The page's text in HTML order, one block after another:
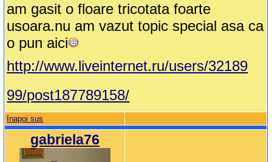
am gasit o floare tricotata foarte
usoara.nu am vazut topic special asa ca
o pun aici
http://www.liveinternet.ru/users/32189
99/post187789158/
Inapoi sus
gabriela76